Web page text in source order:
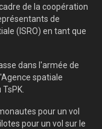
de la coopération
de
(ISRO) en tant que
dans l'armée de
spatiale
pour un vol
pour un vol sur le